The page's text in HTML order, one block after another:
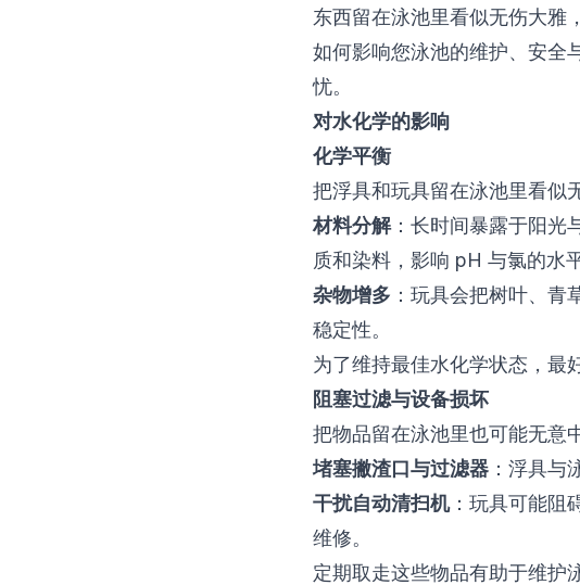
东西留在泳池里看似无伤大雅
如何影响您泳池的维护、安全
忧。
对水化学的影响
化学平衡
把浮具和玩具留在泳池里看似
材料分解：长时间暴露于阳光
质和染料，影响 pH 与氯的水平
杂物增多 ：玩具会把树叶、
稳定性。
为了维持最佳水化学状态 ，最
阻塞过滤与设备损坏
把物品留在泳池里也可能无意
堵塞撇渣口与过滤器 ：浮具与
干扰自动清扫机：玩具可能阻
维修。
定期取走这些物品有助于维护